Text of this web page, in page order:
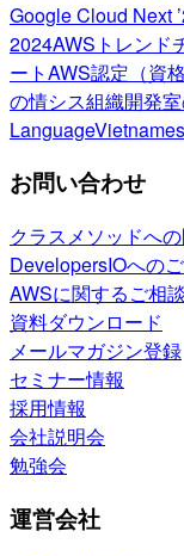
Google Cloud Next
2024AWSトレンド
ートAWS認定（資格
の情シス組織開発
Language
お問い合わせ
クラスメソッドへ
DevelopersIOへの
AWSに関するご相談
資料ダウンロード
メールマガジン登録
セミナー情報
採用情報
会社説明会
勉強会
運営会社